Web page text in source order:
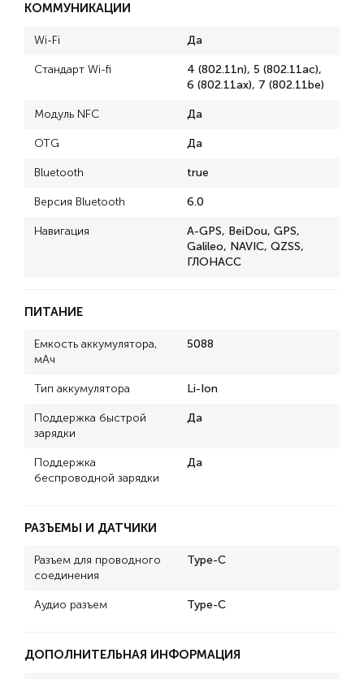
КОММУНИКАЦИИ
Wi-Fi Да
Стандарт Wi-fi
4 (802.11n), 5 (802.11ac),
6 (802.11ax), 7 (802.11be)
Модуль NFC Да
OTG Да
Bluetooth true
Версия Bluetooth 6.0
Навигация
A-GPS, BeiDou, GPS,
Galileo, NAVIC, QZSS,
ГЛОНАСС
ПИТАНИЕ
Емкость аккумулятора,
мАч
5088
Тип аккумулятора Li-Ion
Поддержка быстрой
зарядки
Да
Поддержка
беспроводной зарядки
Да
РАЗЪЕМЫ И ДАТЧИКИ
Разъем для проводного
соединения
Type-C
Аудио разъем Type-C
ДОПОЛНИТЕЛЬНАЯ ИНФОРМАЦИЯ